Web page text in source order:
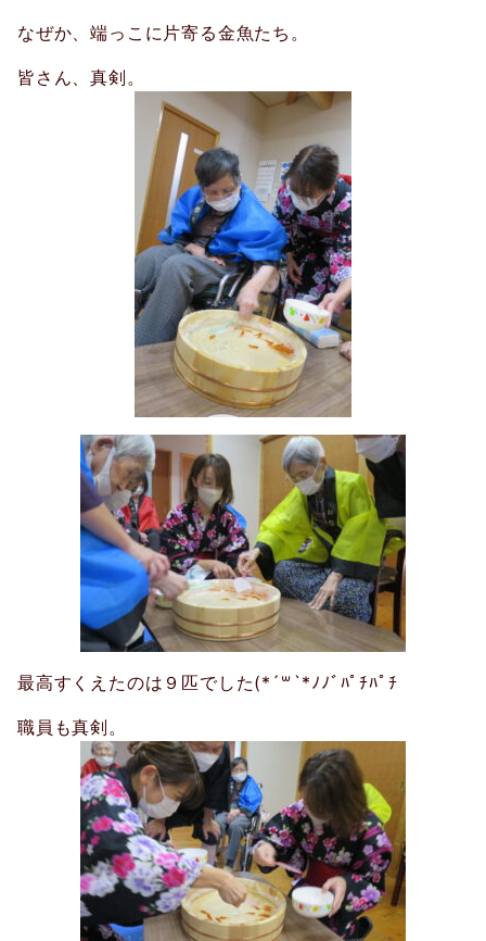
なぜか、端っこに片寄る金魚たち。
皆さん、真剣。
最高すくえたのは９匹でした(*´꒳`*ﾉﾉﾞﾊﾟﾁﾊﾟﾁ
職員も真剣。